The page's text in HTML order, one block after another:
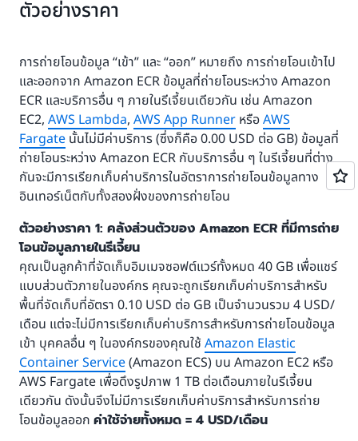
ตัวอย่างราคา
การถ่ายโอนข้อมูล “เข้า” และ “ออก” หมายถึง การถ่ายโอนเข้าไป
และออกจาก Amazon ECR ข้อมูลที่ถ่ายโอนระหว่าง Amazon
ECR และบริการอื่น ๆ ภายในรีเจี้ยนเดียวกัน เช่น Amazon
EC2, AWS Lambda, AWS App Runner หรือAWS
Fargate นั้นไม่มีค่าบริการ (ซึ่งก็คือ 0.00 USD ต่อ GB) ข้อมูลที่
ถ่ายโอนระหว่าง Amazon ECR กับบริการอื่น ๆ ในรีเจี้ยนที่ต่าง
กันจะมีการเรียกเก็บค่าบริการในอัตราการถ่ายโอนข้อมูลทาง
อินเทอร์เน็ตกับทั้งสองฝั่งของการถ่ายโอน
ตัวอย่างราคา 1: คลังส่วนตัวของ Amazon ECR ที่มีการถ่าย
โอนข้อมูลภายในรีเจี้ยน
คุณเป็นลูกค้าที่จัดเก็บอิมเมจซอฟต์แวร์ทั้งหมด 40 GB เพื่อแชร์
แบบส่วนตัวภายในองค์กร คุณจะถูกเรียกเก็บค่าบริการสำหรับ
พื้นที่จัดเก็บที่อัตรา 0.10 USD ต่อ GB เป็นจำนวนรวม 4 USD/
เดือน แต่จะไม่มีการเรียกเก็บค่าบริการสำหรับการถ่ายโอนข้อมูล
เข้า บุคคลอื่น ๆ ในองค์กรของคุณใช้ Amazon Elastic
Container Service(Amazon ECS) บน Amazon EC2 หรือ
AWS Fargate เพื่อดึงรูปภาพ 1 TB ต่อเดือนภายในรีเจี้ยน
เดียวกัน ดังนั้นจึงไม่มีการเรียกเก็บค่าบริการสำหรับการถ่าย
โอนข้อมูลออก ค่าใช้จ่ายทั้งหมด = 4 USD/เดือน